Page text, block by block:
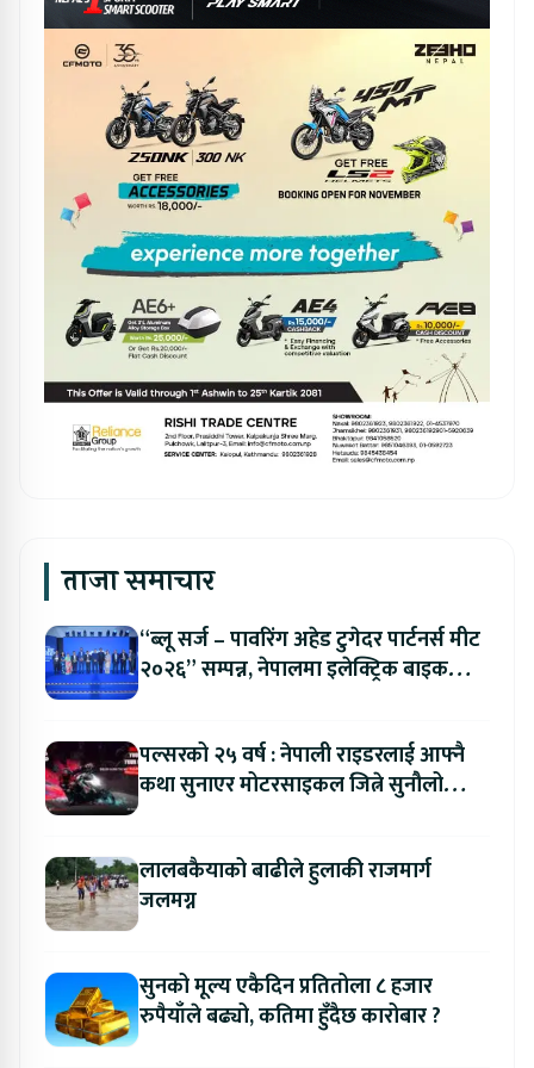
ताजा समाचार
“ब्लू सर्ज – पावरिंग अहेड टुगेदर पार्टनर्स मीट
२०२६” सम्पन्न, नेपालमा इलेक्ट्रिक बाइक
पल्सरको २५ वर्ष : नेपाली राइडरलाई आफ्नै
कथा सुनाएर मोटरसाइकल जित्ने सुनौलो
लालबकैयाको बाढीले हुलाकी राजमार्ग
जलमग्न
सुनको मूल्य एकैदिन प्रतितोला ८ हजार
रुपैयाँले बढ्यो, कतिमा हुँदैछ कारोबार ?